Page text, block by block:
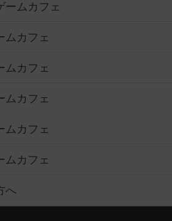
ームカフェ
ムカフェ
ムカフェ
ムカフェ
ムカフェ
ムカフェ
へ